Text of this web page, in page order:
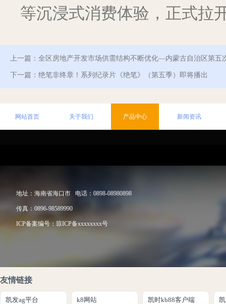
等沉浸式消费体验，正式拉
上一篇：全区房地产开发市场供需结构不断优化—内蒙古自治区第五
下一篇：绝笔非终章！系列纪录片《绝笔》（第五季）即将播出
网站首页 关于我们 产品中心 新闻资讯
地址：海南省海口市 电话：0898-08980898
传真：0896-98589990
ICP备案编号： 琼ICP备xxxxxxxx号
友情链接
凯发ag平台 k8网站 凯时kb88客户端